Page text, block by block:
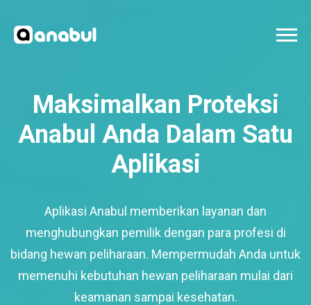
Maksimalkan Proteksi
Anabul Anda Dalam Satu
Aplikasi
Aplikasi Anabul memberikan layanan dan
menghubungkan pemilik dengan para profesi di
bidang hewan peliharaan. Mempermudah Anda untuk
memenuhi kebutuhan hewan peliharaan mulai dari
keamanan sampai kesehatan.